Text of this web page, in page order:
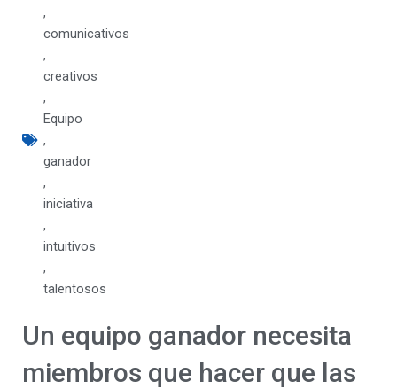
,
comunicativos
,
creativos
,
Equipo
,
ganador
,
iniciativa
,
intuitivos
,
talentosos
Un equipo ganador necesita
miembros que hacer que las